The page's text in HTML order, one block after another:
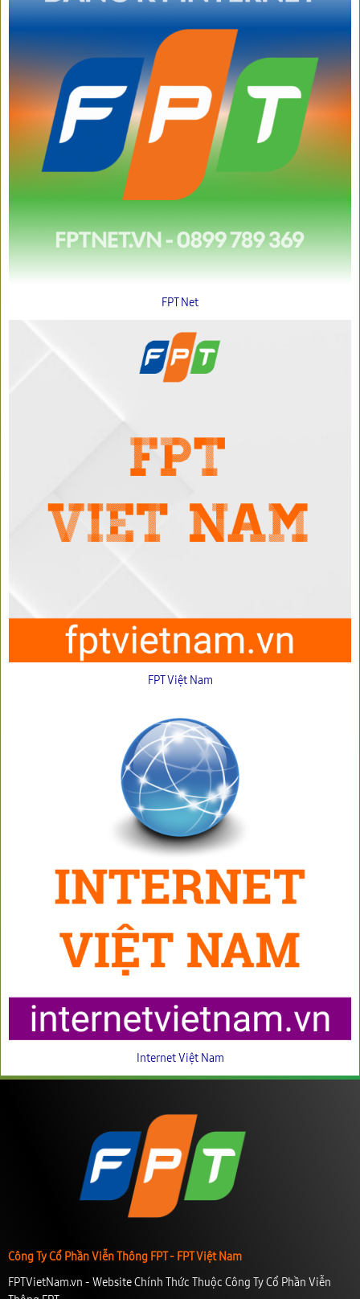
FPT Net
FPT Việt Nam
Internet Việt Nam
Công Ty Cổ Phần Viễn Thông FPT - FPT Việt Nam
FPTVietNam.vn - Website Chính Thức Thuộc Công Ty Cổ Phần Viễn